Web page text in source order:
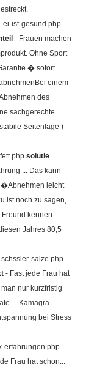
ei-ist-gesund.php
- Frauen machen
Ohne Sport
� sofort
einem
des
sachgerechte
Seitenlage )
solutie
... Das kann
�Abnehmen leicht
ist noch zu sagen,
kennen
Jahres 80,5
salze.php
- Fast jede Frau hat
nur kurzfristig
... Kamagra
bei Stress
erfahrungen.php
Frau hat schon...